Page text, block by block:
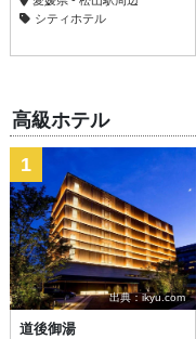
シティホテル
高級ホテル
出典：ikyu.com
1
道後御湯